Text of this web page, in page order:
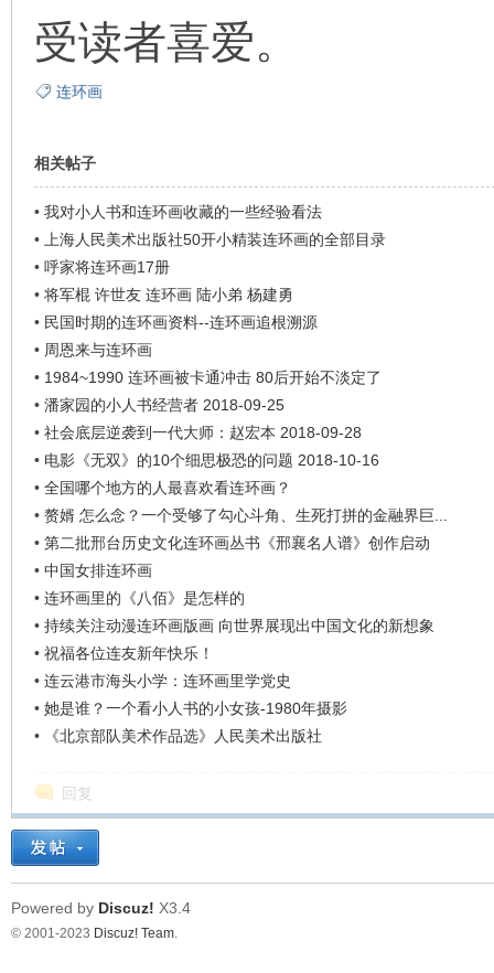
受读者喜爱。
连环画
相关帖子
• 我对小人书和连环画收藏的一些经验看法
•
上海人民美术出版社50开小精装连环画的全部目录
• 呼家将连环画17册
• 将军棍 许世友 连环画 陆小弟 杨建勇
• 民国时期的连环画资料--连环画追根溯源
• 周恩来与连环画
• 1984~1990 连环画被卡通冲击 80后开始不淡定了
• 潘家园的小人书经营者 2018-09-25
• 社会底层逆袭到一代大师：赵宏本 2018-09-28
• 电影《无双》的10个细思极恐的问题 2018-10-16
• 全国哪个地方的人最喜欢看连环画？
• 赘婿 怎么念？一个受够了勾心斗角、生死打拼的金融界巨...
• 第二批邢台历史文化连环画丛书《邢襄名人谱》创作启动
• 中国女排连环画
• 连环画里的《八佰》是怎样的
• 持续关注动漫连环画版画 向世界展现出中国文化的新想象
• 祝福各位连友新年快乐！
• 连云港市海头小学：连环画里学党史
• 她是谁？一个看小人书的小女孩-1980年摄影
•
《北京部队美术作品选》人民美术出版社
回复
Powered by Discuz! X3.4
© 2001-2023 Discuz! Team.